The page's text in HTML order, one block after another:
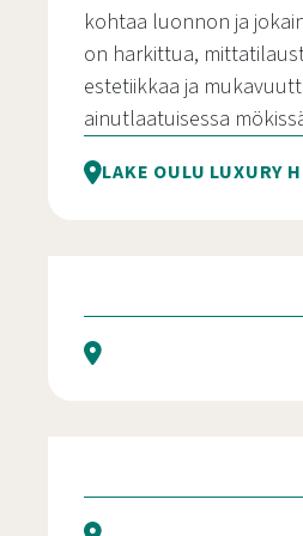
kohtaa luonnon ja
on harkittua,
estetiikkaa ja
ainutlaatuisessa
LAKE OULU LUXURY